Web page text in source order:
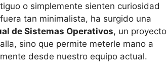
o simplemente sienten curiosidad
tan minimalista, ha surgido una
de Sistemas Operativos, un proyecto
sino que permite meterle mano a
desde nuestro equipo actual.